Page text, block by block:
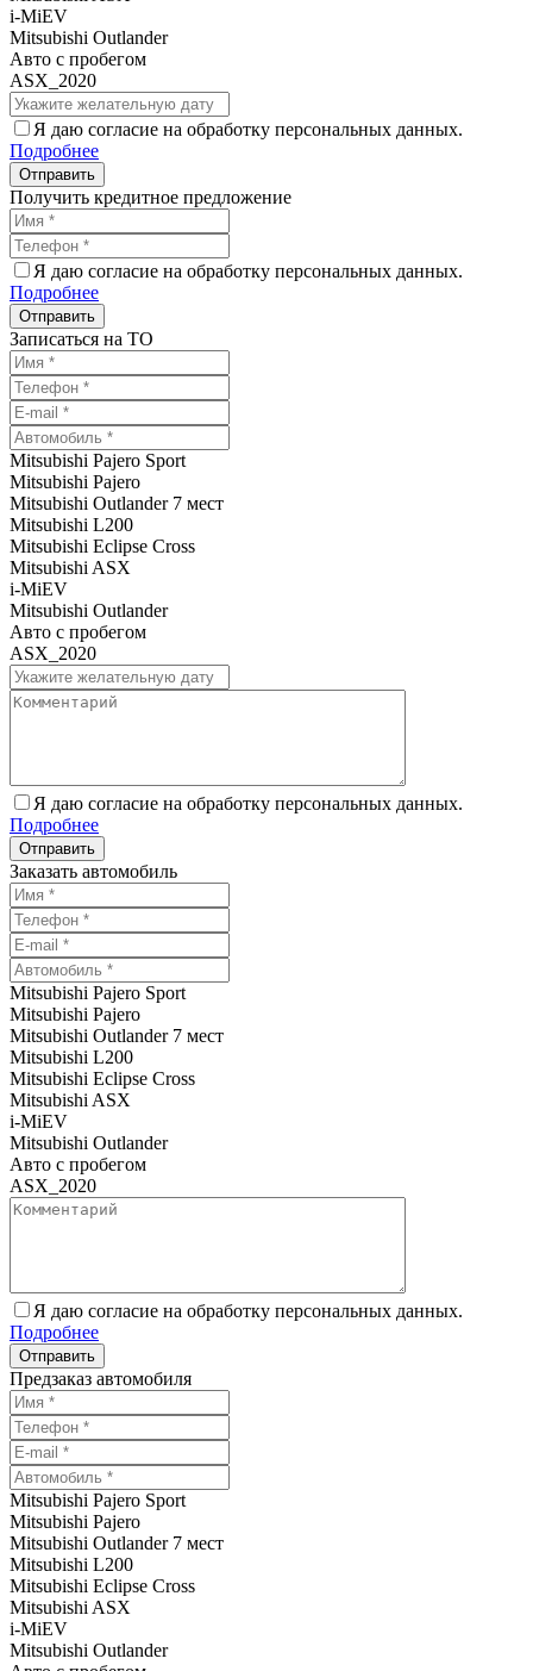
i-MiEV
Mitsubishi Outlander
Авто с пробегом
ASX_2020
Я даю согласие на обработку персональных данных.
Подробнее
Получить кредитное предложение
Я даю согласие на обработку персональных данных.
Подробнее
Записаться на ТО
Mitsubishi Pajero Sport
Mitsubishi Pajero
Mitsubishi Outlander 7 мест
Mitsubishi L200
Mitsubishi Eclipse Cross
Mitsubishi ASX
i-MiEV
Mitsubishi Outlander
Авто с пробегом
ASX_2020
Я даю согласие на обработку персональных данных.
Подробнее
Заказать автомобиль
Mitsubishi Pajero Sport
Mitsubishi Pajero
Mitsubishi Outlander 7 мест
Mitsubishi L200
Mitsubishi Eclipse Cross
Mitsubishi ASX
i-MiEV
Mitsubishi Outlander
Авто с пробегом
ASX_2020
Я даю согласие на обработку персональных данных.
Подробнее
Предзаказ автомобиля
Mitsubishi Pajero Sport
Mitsubishi Pajero
Mitsubishi Outlander 7 мест
Mitsubishi L200
Mitsubishi Eclipse Cross
Mitsubishi ASX
i-MiEV
Mitsubishi Outlander